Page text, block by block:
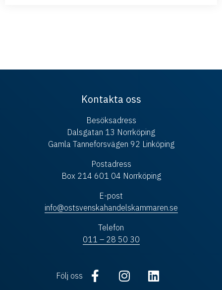
Kontakta oss
Besöksadress
Dalsgatan 13 Norrköping
Gamla Tanneforsvägen 92 Linköping
Postadress
Box 214 601 04 Norrköping
E-post
info@ostsvenskahandelskammaren.se
Telefon
011 – 28 50 30
Följ oss